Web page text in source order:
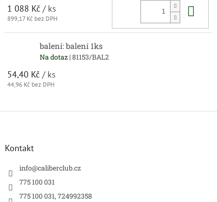
1 088 Kč / ks
899,17 Kč bez DPH
balení: balení 1ks
Na dotaz | 81153/BAL2
54,40 Kč / ks
44,96 Kč bez DPH
Kontakt
info@caliberclub.cz
775 100 031
775 100 031, 724992358